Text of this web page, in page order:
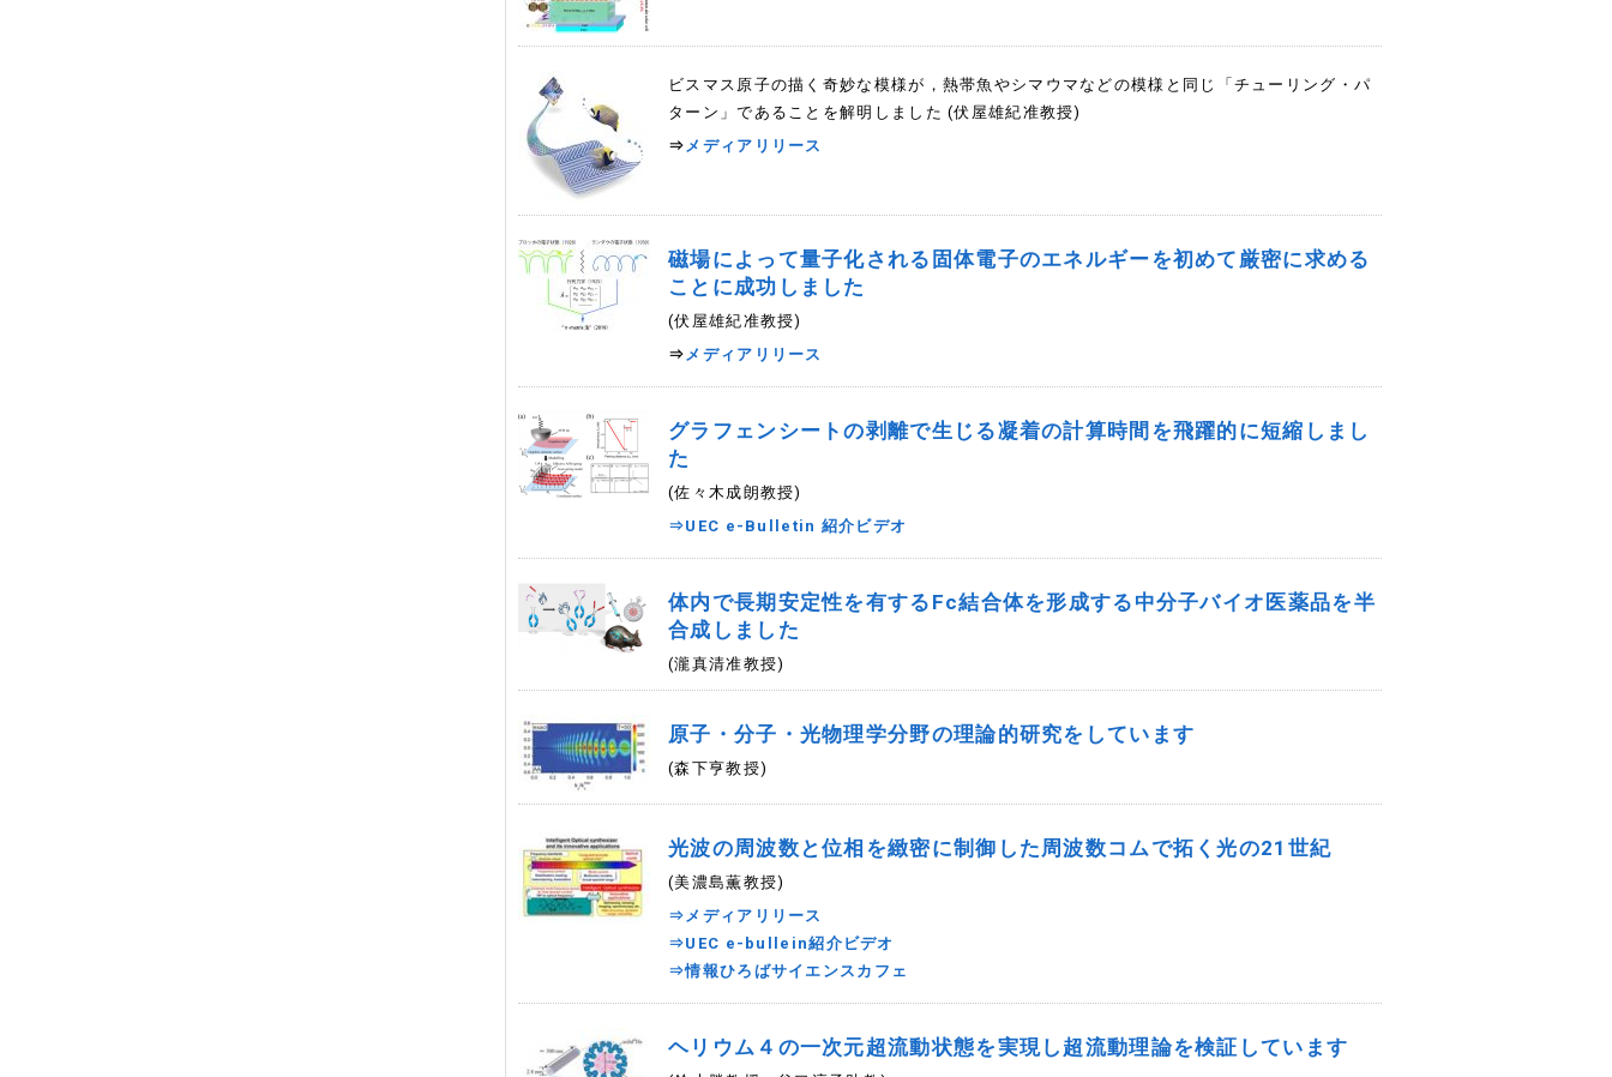
ビスマス原子の描く奇妙な模様が，熱帯魚やシマウマなどの模様と同じ「チューリング・パ
ターン」であることを解明しました (伏屋雄紀准教授)
⇒ メディアリリース
磁場によって量子化される固体電子のエネルギーを初めて厳密に求める
ことに成功しました
(伏屋雄紀准教授)
⇒ メディアリリース
グラフェンシートの剥離で生じる凝着の計算時間を飛躍的に短縮しまし
た
(佐々木成朗教授)
⇒UEC e-Bulletin 紹介ビデオ
体内で長期安定性を有するFc結合体を形成する中分子バイオ医薬品を半
合成しました
(瀧真清准教授)
原子・分子・光物理学分野の理論的研究をしています
(森下亨教授)
光波の周波数と位相を緻密に制御した周波数コムで拓く光の21世紀
(美濃島薫教授)
⇒メディアリリース
⇒UEC e-bullein紹介ビデオ
⇒情報ひろばサイエンスカフェ
ヘリウム４の一次元超流動状態を実現し超流動理論を検証しています